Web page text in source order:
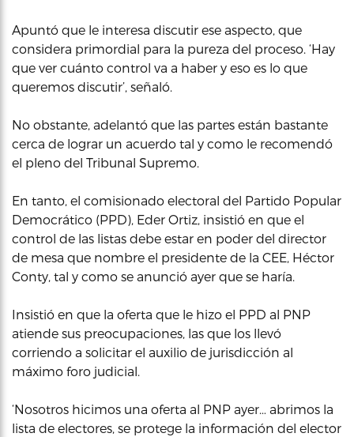
Apuntó que le interesa discutir ese aspecto, que
considera primordial para la pureza del proceso. ‘Hay
que ver cuánto control va a haber y eso es lo que
queremos discutir’, señaló.
No obstante, adelantó que las partes están bastante
cerca de lograr un acuerdo tal y como le recomendó
el pleno del Tribunal Supremo.
En tanto, el comisionado electoral del Partido Popular
Democrático (PPD), Eder Ortiz, insistió en que el
control de las listas debe estar en poder del director
de mesa que nombre el presidente de la CEE, Héctor
Conty, tal y como se anunció ayer que se haría.
Insistió en que la oferta que le hizo el PPD al PNP
atiende sus preocupaciones, las que los llevó
corriendo a solicitar el auxilio de jurisdicción al
máximo foro judicial.
‘Nosotros hicimos una oferta al PNP ayer… abrimos la
lista de electores, se protege la información del elector